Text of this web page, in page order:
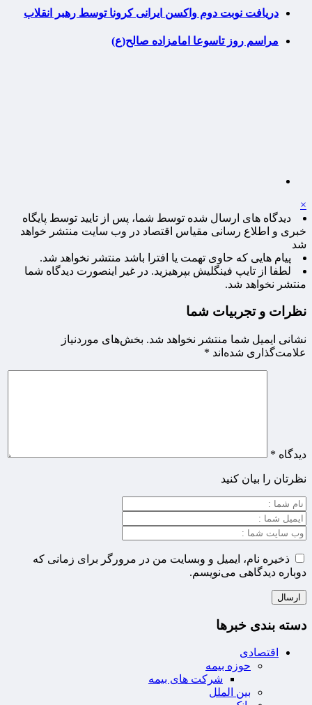
دریافت نوبت دوم واکسن ایرانی کرونا توسط رهبر انقلاب
مراسم روز تاسوعا امامزاده صالح(ع)
×
دیدگاه های ارسال شده توسط شما، پس از تایید توسط پایگاه
خبری و اطلاع رسانی مقیاس اقتصاد در وب سایت منتشر خواهد
شد
پیام هایی که حاوی تهمت یا افترا باشد منتشر نخواهد شد.
لطفا از تایپ فینگلیش بپرهیزید. در غیر اینصورت دیدگاه شما
منتشر نخواهد شد.
نظرات و تجربیات شما
نشانی ایمیل شما منتشر نخواهد شد. بخش‌های موردنیاز
علامت‌گذاری شده‌اند *
دیدگاه *
نظرتان را بیان کنید
ذخیره نام، ایمیل و وبسایت من در مرورگر برای زمانی که
دوباره دیدگاهی می‌نویسم.
دسته بندی خبرها
اقتصادی
حوزه بیمه
شرکت های بیمه
بین الملل